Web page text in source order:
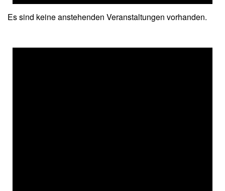
Es sind keine anstehenden Veranstaltungen vorhanden.